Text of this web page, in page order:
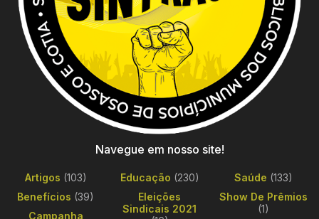
Navegue em nosso site!
Artigos (103)
Benefícios (39)
Campanha
Educação (230)
Eleições
Sindicais 2021
Saúde (133)
Show De Prêmios
(1)